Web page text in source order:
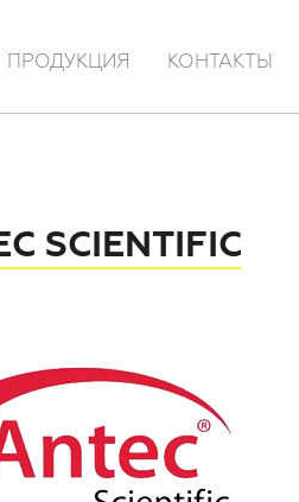
ПРОДУКЦИЯ КОНТАКТЫ
SCIENTIFIC